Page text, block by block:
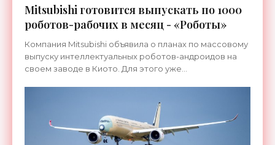
Mitsubishi готовится выпускать по 1000
роботов-рабочих в месяц - «Роботы»
Компания Mitsubishi объявила о планах по массовому
выпуску интеллектуальных роботов-андроидов на
своем заводе в Киото. Для этого уже